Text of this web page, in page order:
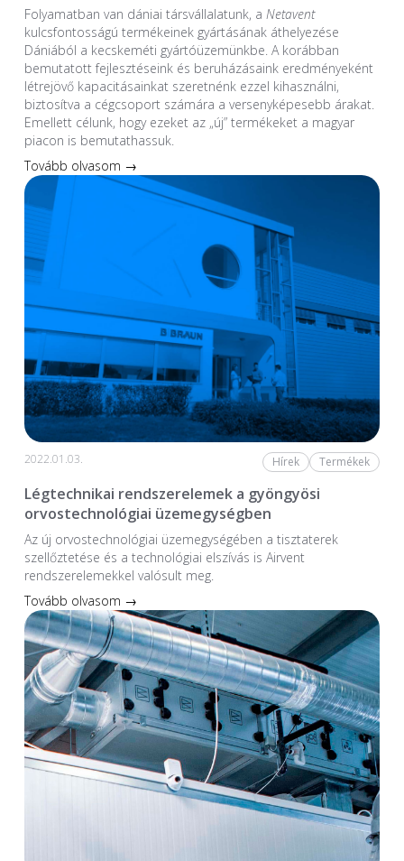
Folyamatban van dániai társvállalatunk, a Netavent
kulcsfontosságú termékeinek gyártásának áthelyezése
Dániából a kecskeméti gyártóüzemünkbe. A korábban
bemutatott fejlesztéseink és beruházásaink eredményeként
létrejövő kapacitásainkat szeretnénk ezzel kihasználni,
biztosítva a cégcsoport számára a versenyképesebb árakat.
Emellett célunk, hogy ezeket az „új” termékeket a magyar
piacon is bemutathassuk.
Tovább olvasom →
2022.01.03. Hírek Termékek
Légtechnikai rendszerelemek a gyöngyösi
orvostechnológiai üzemegységben
Az új orvostechnológiai üzem­egységében a tiszta­terek
szellőztetése és a technológiai elszívás is Airvent
rendszerelemekkel valósult meg.
Tovább olvasom →